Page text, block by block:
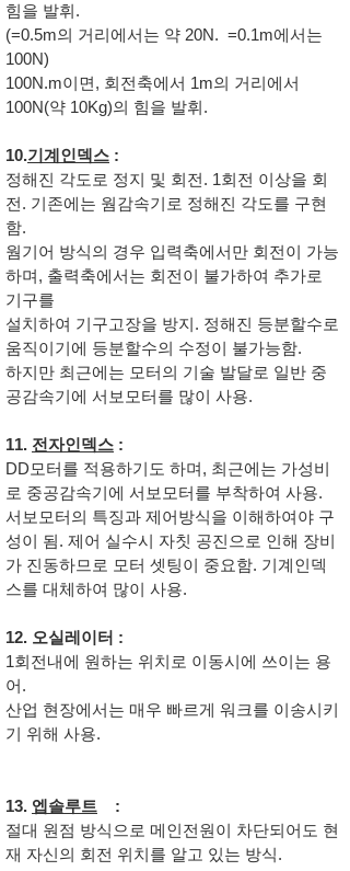
힘을 발휘.
(=0.5m의 거리에서는 약 20N. =0.1m에서는
100N)
100N.m이면, 회전축에서 1m의 거리에서
100N(약 10Kg)의 힘을 발휘.
10.기계인덱스 :
정해진 각도로 정지 및 회전. 1회전 이상을 회
전. 기존에는 웜감속기로 정해진 각도를 구현
함.
웜기어 방식의 경우 입력축에서만 회전이 가능
하며, 출력축에서는 회전이 불가하여 추가로
기구를
설치하여 기구고장을 방지. 정해진 등분할수로
움직이기에 등분할수의 수정이 불가능함.
하지만 최근에는 모터의 기술 발달로 일반 중
공감속기에 서보모터를 많이 사용.
11. 전자인덱스 :
DD모터를 적용하기도 하며, 최근에는 가성비
로 중공감속기에 서보모터를 부착하여 사용.
서보모터의 특징과 제어방식을 이해하여야 구
성이 됨. 제어 실수시 자칫 공진으로 인해 장비
가 진동하므로 모터 셋팅이 중요함. 기계인덱
스를 대체하여 많이 사용.
12. 오실레이터 :
1회전내에 원하는 위치로 이동시에 쓰이는 용
어.
산업 현장에서는 매우 빠르게 워크를 이송시키
기 위해 사용.
13. 엡솔루트 :
절대 원점 방식으로 메인전원이 차단되어도 현
재 자신의 회전 위치를 알고 있는 방식.